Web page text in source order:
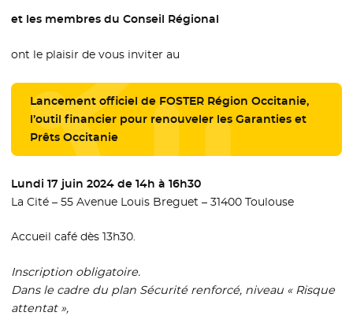
et les membres du Conseil Régional
ont le plaisir de vous inviter au
Lancement officiel de FOSTER Région Occitanie,
l’outil financier pour renouveler les Garanties et
Prêts Occitanie
Lundi 17 juin 2024 de 14h à 16h30
La Cité – 55 Avenue Louis Breguet – 31400 Toulouse
Accueil café dès 13h30.
Inscription obligatoire.
Dans le cadre du plan Sécurité renforcé, niveau « Risque
attentat »,